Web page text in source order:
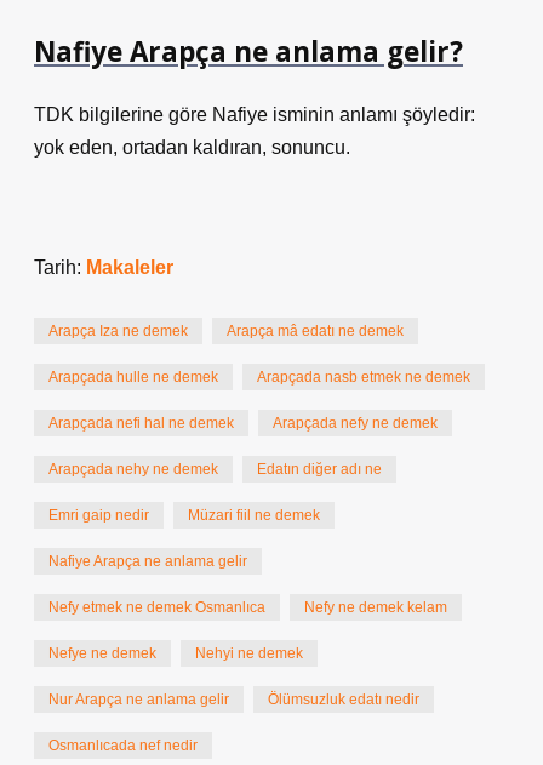
Nafiye Arapça ne anlama gelir?
TDK bilgilerine göre Nafiye isminin anlamı şöyledir:
yok eden, ortadan kaldıran, sonuncu.
Tarih: Makaleler
Arapça Iza ne demek Arapça mâ edatı ne demek
Arapçada hulle ne demek Arapçada nasb etmek ne demek
Arapçada nefi hal ne demek Arapçada nefy ne demek
Arapçada nehy ne demek Edatın diğer adı ne
Emri gaip nedir Müzari fiil ne demek
Nafiye Arapça ne anlama gelir
Nefy etmek ne demek Osmanlıca Nefy ne demek kelam
Nefye ne demek Nehyi ne demek
Nur Arapça ne anlama gelir Ölümsuzluk edatı nedir
Osmanlıcada nef nedir